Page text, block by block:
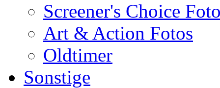
Screener's Choice
Art & Action Fotos
Oldtimer
Sonstige